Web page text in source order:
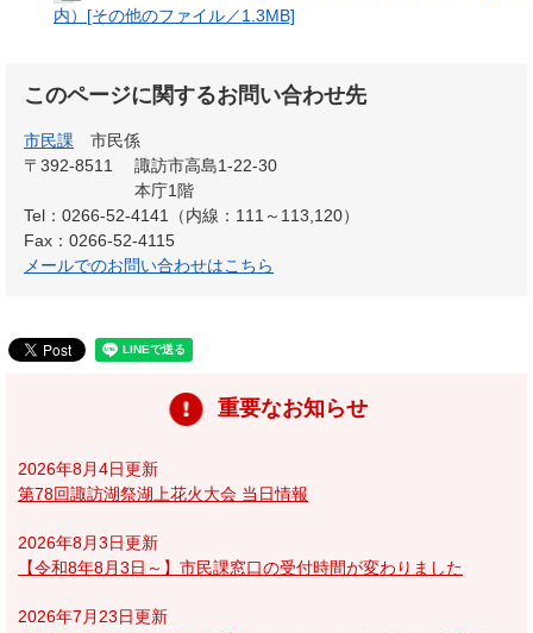
内）[その他のファイル／1.3MB]
このページに関するお問い合わせ先
市民課
市民係
〒392-8511
諏訪市高島1-22-30
本庁1階
Tel：0266-52-4141（内線：111～113,120）
Fax：0266-52-4115
メールでのお問い合わせはこちら
重要なお知らせ
2026年8月4日更新
第78回諏訪湖祭湖上花火大会 当日情報
2026年8月3日更新
【令和8年8月3日～】市民課窓口の受付時間が変わりました
2026年7月23日更新